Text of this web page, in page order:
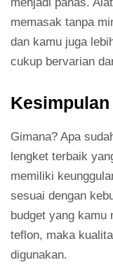
memasak tanpa
dan kamu juga
cukup bervarian
Kesimpulan
Gimana? Apa
lengket terbaik
memiliki
sesuai dengan
budget yang kamu
teflon, maka
digunakan.